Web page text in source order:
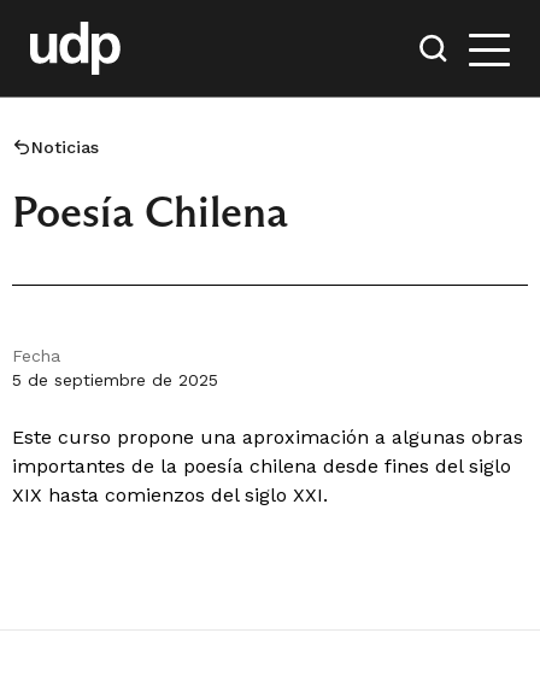
Noticias
Poesía Chilena
Fecha
5 de septiembre de 2025
Este curso propone una aproximación a algunas obras
importantes de la poesía chilena desde fines del siglo
XIX hasta comienzos del siglo XXI.